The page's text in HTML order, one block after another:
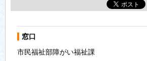
窓口
市民福祉部障がい福祉課